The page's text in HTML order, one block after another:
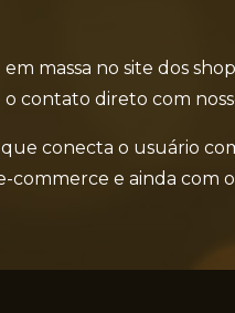
massa no site dos
contato direto com
conecta o usuário
commerce e ainda com